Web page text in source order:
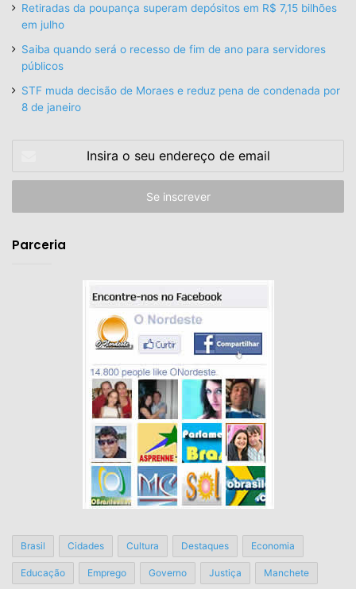
Retiradas da poupança superam depósitos em R$ 7,15 bilhões
em julho
Saiba quando será o recesso de fim de ano para servidores
públicos
STF muda decisão de Moraes e reduz pena de condenada por
8 de janeiro
seu
de
Parceria
Brasil Cidades Cultura Destaques Economia
Educação Emprego Governo Justiça Manchete